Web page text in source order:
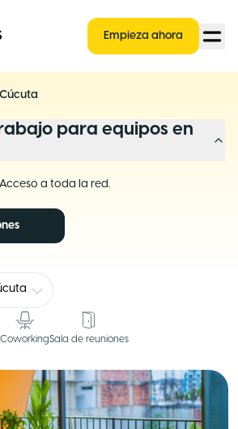
Empieza ahora
Cúcuta
para equipos en
a toda la red.
CoworkingSala de reuniones